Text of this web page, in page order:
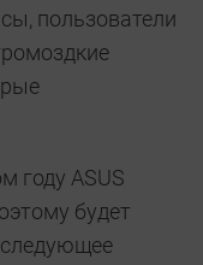
пользователи
году ASUS
будет
следующее